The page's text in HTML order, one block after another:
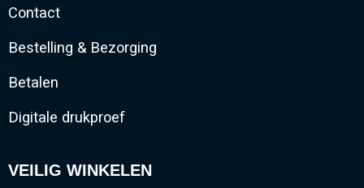
Contact
Bestelling & Bezorging
Betalen
Digitale drukproef
VEILIG WINKELEN